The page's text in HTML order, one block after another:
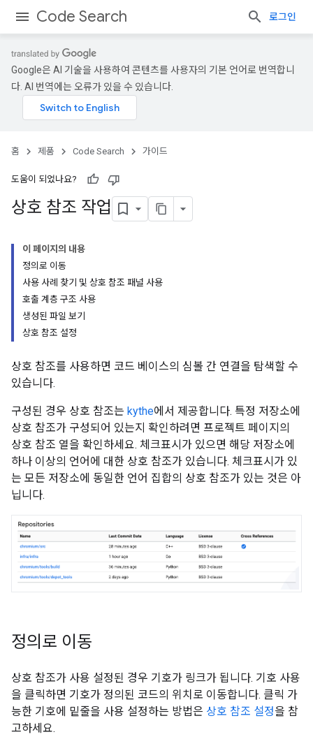
Code Search 로그인
Google은 AI 기술을 사용하여 콘텐츠를 사용자의 기본 언어로 번역합니
다. AI 번역에는 오류가 있을 수 있습니다.
홈 제품 Code Search 가이드
도움이 되었나요?
상호 참조 작업
이 페이지의 내용
정의로 이동
사용 사례 찾기 및 상호 참조 패널 사용
호출 계층 구조 사용
생성된 파일 보기
상호 참조 설정
상호 참조를 사용하면 코드 베이스의 심볼 간 연결을 탐색할 수
있습니다.
구성된 경우 상호 참조는 kythe에서 제공합니다. 특정 저장소에
상호 참조가 구성되어 있는지 확인하려면 프로젝트 페이지의
상호 참조 열을 확인하세요. 체크표시가 있으면 해당 저장소에
하나 이상의 언어에 대한 상호 참조가 있습니다. 체크표시가 있
는 모든 저장소에 동일한 언어 집합의 상호 참조가 있는 것은 아
닙니다.
정의로 이동
상호 참조가 사용 설정된 경우 기호가 링크가 됩니다. 기호 사용
을 클릭하면 기호가 정의된 코드의 위치로 이동합니다. 클릭 가
능한 기호에 밑줄을 사용 설정하는 방법은 상호 참조 설정을 참
고하세요.